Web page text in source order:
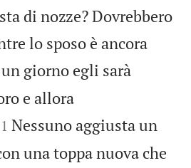
di nozze? Dovrebbero
lo sposo è ancora
giorno egli sarà
e allora
Nessuno aggiusta un
una toppa nuova che